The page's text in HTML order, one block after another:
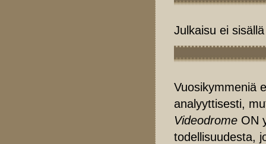
Julkaisu ei
Vuosikymmeniä
analyyttisesti,
Videodrome ON
todellisuudesta,